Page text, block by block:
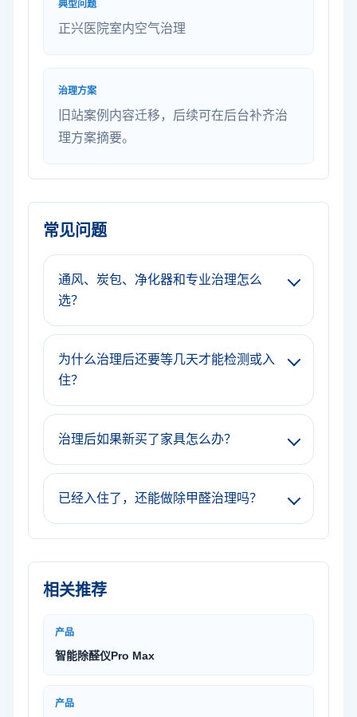
典型问题
正兴医院室内空气治理
治理方案
旧站案例内容迁移，后续可在后台补齐治
理方案摘要。
常见问题
通风、炭包、净化器和专业治理怎么
选？
为什么治理后还要等几天才能检测或入
住？
治理后如果新买了家具怎么办？
已经入住了，还能做除甲醛治理吗？
相关推荐
产品
智能除醛仪Pro Max
产品